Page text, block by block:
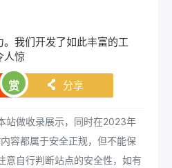
我们开发了如此丰富的工
人惊
赏 󰄯 分享
站做收录展示，同时在2023年
容都属于安全正规，但不能保
意自行判断站点的安全性，如有